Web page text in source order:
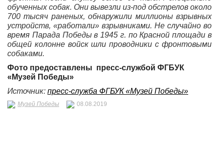
обученных собак. Они вывезли из-под обстрелов около
700 тысяч раненых, обнаружили миллионы взрывных
устройств, «работали» взрывниками. Не случайно во
время Парада Победы в 1945 г. по Красной площади в
общей колонне войск шли проводники с фронтовыми
собаками.
Фото предоставлены пресс-службой ФГБУК
«Музей Победы»
Источник: пресс-служба ФГБУК «Музей Победы»
Музей Победы 08.08.2019